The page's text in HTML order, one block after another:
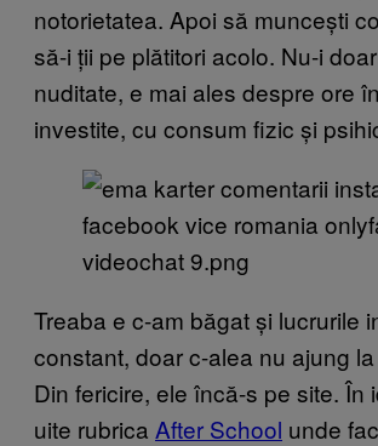
notorietatea. Apoi să muncești
să-i ții pe plătitori acolo. Nu-i
nuditate, e mai ales despre ore
investite, cu consum fizic și
Treaba e c-am băgat și lucrurile
constant, doar c-alea nu ajung
Din fericire, ele încă-s pe site. În
uite rubrica After School unde